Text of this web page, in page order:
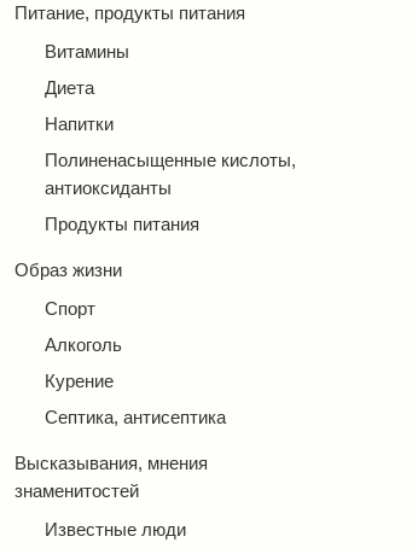
Питание, продукты питания
Витамины
Диета
Напитки
Полиненасыщенные кислоты,
антиоксиданты
Продукты питания
Образ жизни
Спорт
Алкоголь
Курение
Септика, антисептика
Высказывания, мнения
знаменитостей
Известные люди